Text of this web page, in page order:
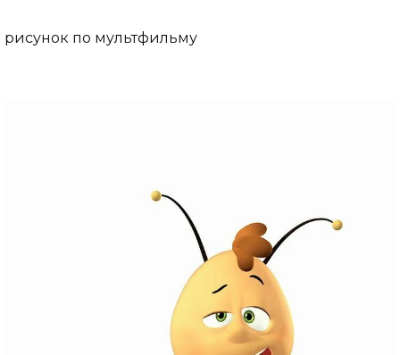
рисунок по мультфильму